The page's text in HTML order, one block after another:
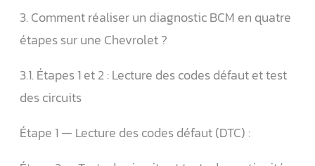
3. Comment réaliser un diagnostic BCM en quatre
étapes sur une Chevrolet ?
3.1. Étapes 1 et 2 : Lecture des codes défaut et test
des circuits
Étape 1 — Lecture des codes défaut (DTC) :